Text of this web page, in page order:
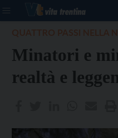
Minatori e
realtà e